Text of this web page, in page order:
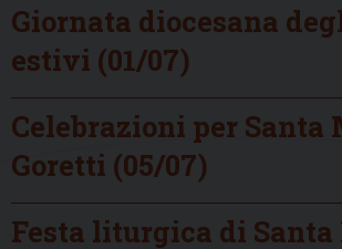
Giornata diocesana
estivi (01/07)
Celebrazioni per Santa
Goretti (05/07)
Festa liturgica di